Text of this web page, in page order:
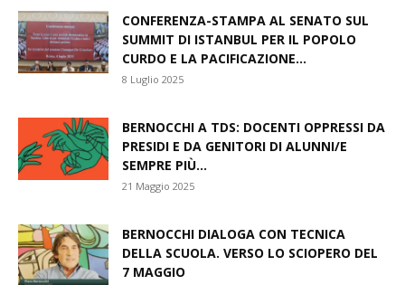
CONFERENZA-STAMPA AL SENATO SUL
SUMMIT DI ISTANBUL PER IL POPOLO
CURDO E LA PACIFICAZIONE...
8 Luglio 2025
BERNOCCHI A TDS: DOCENTI OPPRESSI DA
PRESIDI E DA GENITORI DI ALUNNI/E
SEMPRE PIÙ...
21 Maggio 2025
BERNOCCHI DIALOGA CON TECNICA
DELLA SCUOLA. VERSO LO SCIOPERO DEL
7 MAGGIO